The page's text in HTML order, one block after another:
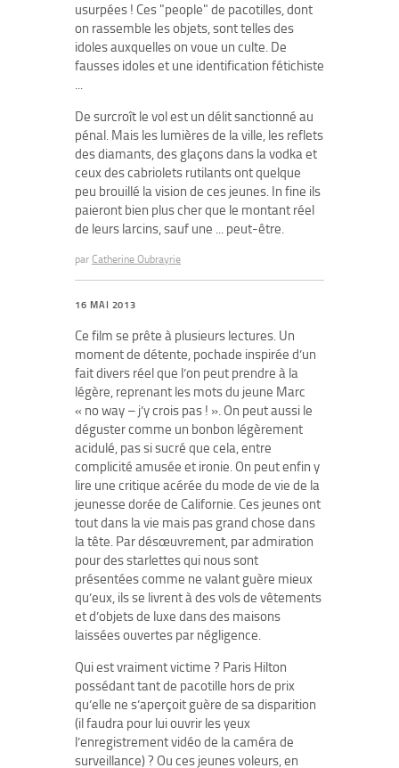
usurpées ! Ces "people" de pacotilles, dont
on rassemble les objets, sont telles des
idoles auxquelles on voue un culte. De
fausses idoles et une identification fétichiste
...
De surcroît le vol est un délit sanctionné au
pénal. Mais les lumières de la ville, les reflets
des diamants, des glaçons dans la vodka et
ceux des cabriolets rutilants ont quelque
peu brouillé la vision de ces jeunes. In fine ils
paieront bien plus cher que le montant réel
de leurs larcins, sauf une ... peut-être.
par Catherine Oubrayrie
16 MAI 2013
Ce film se prête à plusieurs lectures. Un
moment de détente, pochade inspirée d’un
fait divers réel que l’on peut prendre à la
légère, reprenant les mots du jeune Marc
« no way – j’y crois pas ! ». On peut aussi le
déguster comme un bonbon légèrement
acidulé, pas si sucré que cela, entre
complicité amusée et ironie. On peut enfin y
lire une critique acérée du mode de vie de la
jeunesse dorée de Californie. Ces jeunes ont
tout dans la vie mais pas grand chose dans
la tête. Par désœuvrement, par admiration
pour des starlettes qui nous sont
présentées comme ne valant guère mieux
qu’eux, ils se livrent à des vols de vêtements
et d’objets de luxe dans des maisons
laissées ouvertes par négligence.
Qui est vraiment victime ? Paris Hilton
possédant tant de pacotille hors de prix
qu’elle ne s’aperçoit guère de sa disparition
(il faudra pour lui ouvrir les yeux
l’enregistrement vidéo de la caméra de
surveillance) ? Ou ces jeunes voleurs, en